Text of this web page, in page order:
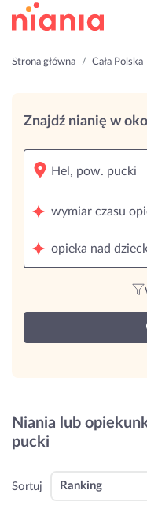
Strona główna Cała Polska
Znajdź nianię w
wymiar czasu
opieka nad
Niania lub
pucki
Sortuj